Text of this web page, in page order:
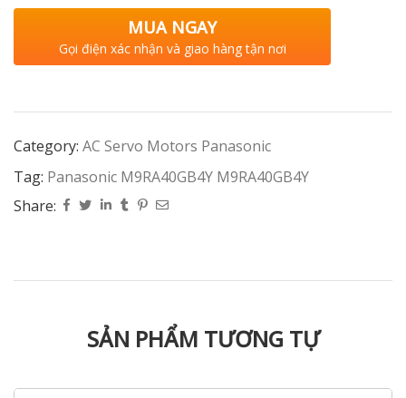
MUA NGAY
Gọi điện xác nhận và giao hàng tận nơi
Category: AC Servo Motors Panasonic
Tag: Panasonic M9RA40GB4Y M9RA40GB4Y
Share:
SẢN PHẨM TƯƠNG TỰ